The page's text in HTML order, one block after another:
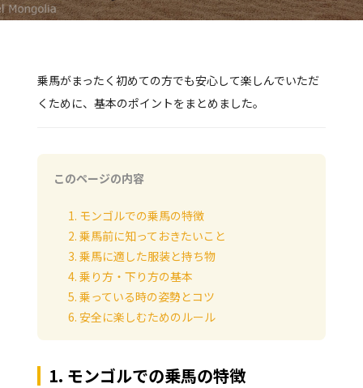
乗馬がまったく初めての方でも安心して楽しんでいただ
くために、基本のポイントをまとめました。
このページの内容
1. モンゴルでの乗馬の特徴
2. 乗馬前に知っておきたいこと
3. 乗馬に適した服装と持ち物
4. 乗り方・下り方の基本
5. 乗っている時の姿勢とコツ
6. 安全に楽しむためのルール
1. モンゴルでの乗馬の特徴